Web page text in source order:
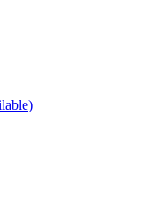
)